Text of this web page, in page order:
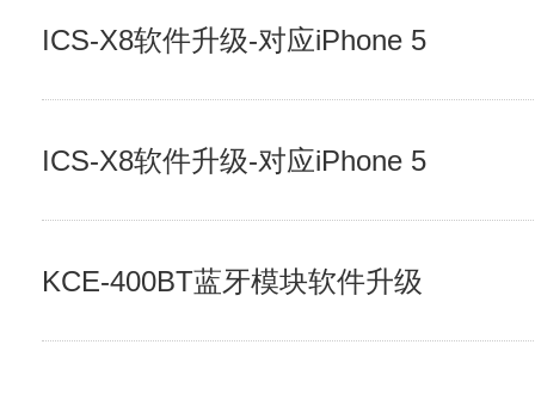
ICS-X8软件升级-对应iPhone 5
ICS-X8软件升级-对应iPhone 5
KCE-400BT蓝牙模块软件升级